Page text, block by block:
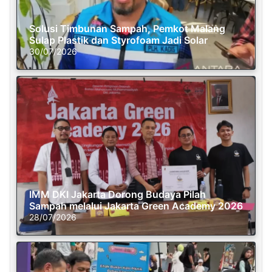
Solusi Timbunan Sampah, Pemkot Malang
Sulap Plastik dan Styrofoam Jadi Solar
30/07/2026
IMM DKI Jakarta Dorong Budaya Pilah
Sampah melalui Jakarta Green Academy 2026
28/07/2026